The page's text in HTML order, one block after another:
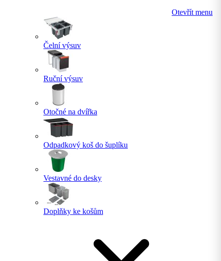
Otevřít menu
Čelní výsuv
Ruční výsuv
Otočné na dvířka
Odpadkový koš do šuplíku
Vestavné do desky
Doplňky ke košům